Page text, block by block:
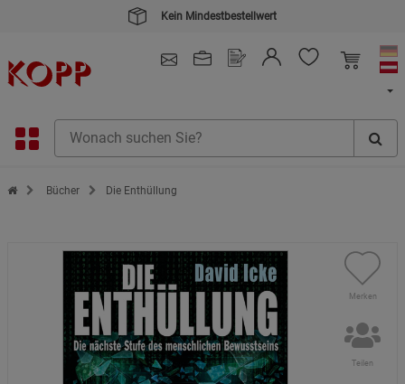
Kein Mindestbestellwert
Zur Startseite des Kopp Verlag Online-Shop
Bücher Die Enthüllung
Merken
Teilen